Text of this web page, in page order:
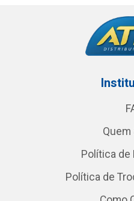
Quem
Política de
Política de